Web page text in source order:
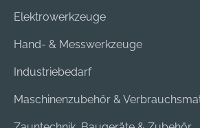
Elektrowerkzeuge
Hand- & Messwerkzeuge
Industriebedarf
Maschinenzubehör &